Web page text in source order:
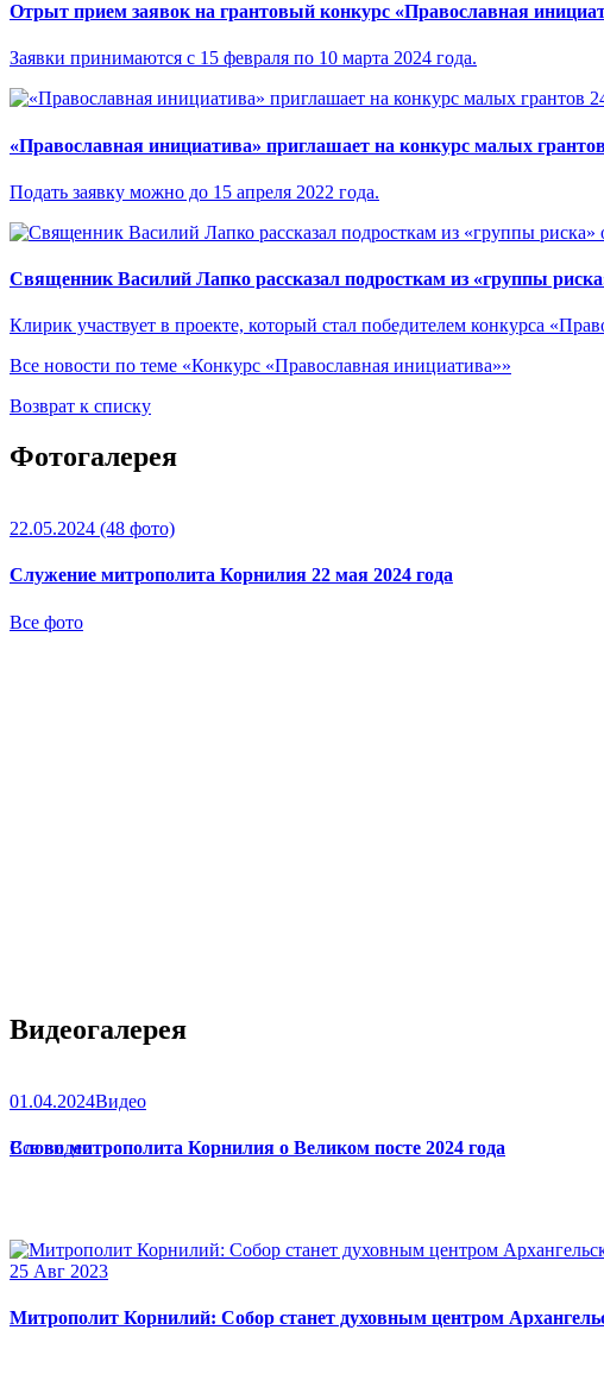
Отрыт прием заявок на грантовый конкурс «Православная
Заявки принимаются с 15 февраля по 10 марта 2024 года.
«Православная инициатива» приглашает на конкурс малых
Подать заявку можно до 15 апреля 2022 года.
Священник Василий Лапко рассказал подросткам из «группы
Клирик участвует в проекте, который стал победителем конкурса
Все новости по теме «Конкурс «Православная инициатива»»
Возврат к списку
Фотогалерея
22.05.2024 (48 фото)
Служение митрополита Корнилия 22 мая 2024 года
Все фото
Видеогалерея
01.04.2024Видео
Слово митрополита Корнилия о Великом посте 2024 года
Все видео
25 Авг 2023
Митрополит Корнилий: Собор станет духовным центром